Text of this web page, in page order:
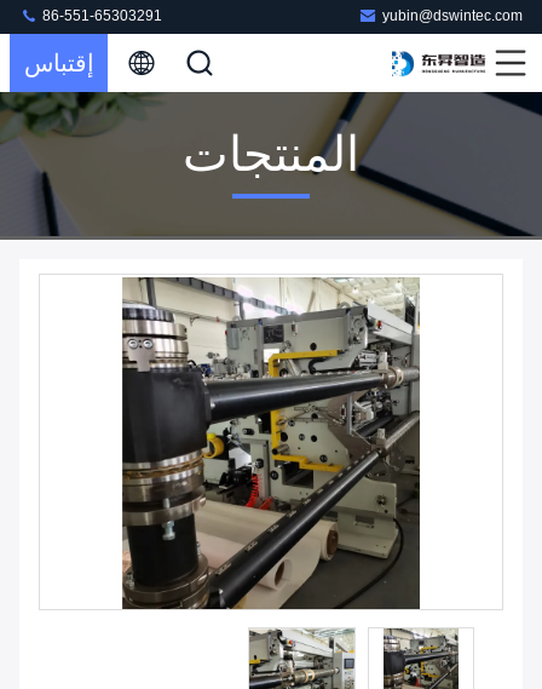
yubin@dswintec.com
86-551-65303291
إقتباس
المنتجات